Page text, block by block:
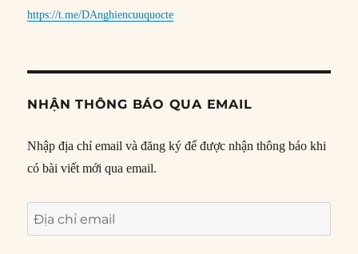
https://t.me/DAnghiencuuquocte
NHẬN THÔNG BÁO QUA EMAIL
Nhập địa chỉ email và đăng ký để được nhận thông báo khi
có bài viết mới qua email.
Địa
chỉ